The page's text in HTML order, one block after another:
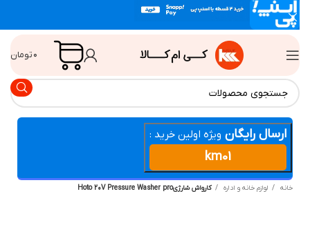
تومان
ارسال رایگان ویژه اولین خرید :
km01
لوازم خانه و اداره کارواش شارژیHoto 20V Pressure Washer pro